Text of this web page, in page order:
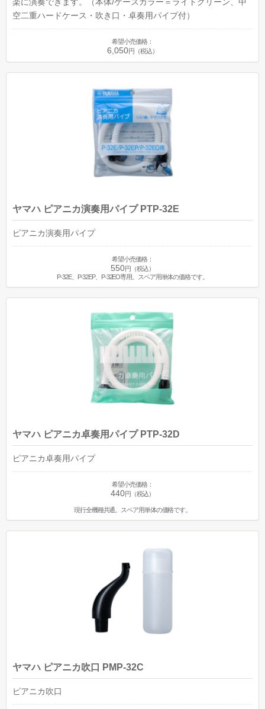
空二重ハードケース・吹き口・卓奏用パイプ付）
希望小売価格：
6,050円（税込）
ヤマハ ピアニカ演奏用パイプ PTP-32E
ピアニカ演奏用パイプ
希望小売価格：
550円（税込）
P-32E、P-32EP、P-32EO専用。スペア用単体の価格です。
ヤマハ ピアニカ卓奏用パイプ PTP-32D
ピアニカ卓奏用パイプ
希望小売価格：
440円（税込）
現行全機種共通。スペア用単体の価格です。
ヤマハ ピアニカ吹口 PMP-32C
ピアニカ吹口